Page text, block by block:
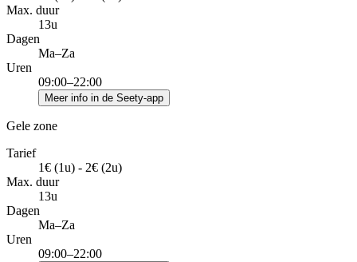
Max. duur
13u
Dagen
Ma–Za
Uren
09:00–22:00
Meer info in de Seety-app
Gele zone
Tarief
1€ (1u) - 2€ (2u)
Max. duur
13u
Dagen
Ma–Za
Uren
09:00–22:00